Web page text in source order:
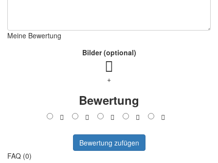
Meine Bewertung
Bilder (optional)
+
Bewertung
Bewertung zufügen
FAQ (0)